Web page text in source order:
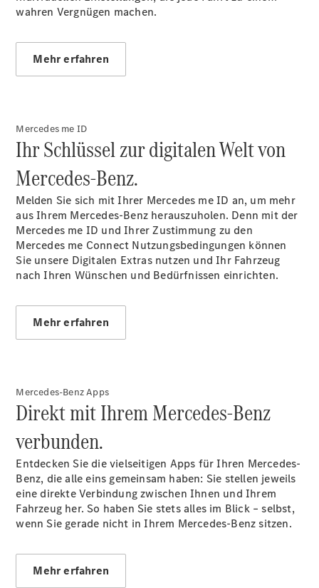
Serviceangebote
Reifen &
Teile &
Zubehör
Pannen- &
Schadenhilfe
Reparatur &
Werkstatt
Rückrufe &
Warnung: Betrug
Gebrauchtwagenkauf
Gebrauchtwagensuche
wahren Vergnügen machen.
Mehr erfahren
Mercedes me ID
Ihr Schlüssel zur digitalen Welt von
Mercedes‑Benz.
Melden Sie sich mit Ihrer Mercedes meID an, um mehr
aus Ihrem Mercedes-Benz herauszuholen. Denn mit der
Mercedes me ID und Ihrer Zustimmung zu den
Mercedes me Connect Nutzungsbedingungen können
Sie unsere Digitalen Extras nutzen und Ihr Fahrzeug
nach Ihren Wünschen und Bedürfnissen einrichten.
Mehr erfahren
Mercedes-Benz Apps
Direkt mit Ihrem Mercedes-Benz
verbunden.
Entdecken Sie die vielseitigen Apps für Ihren Mercedes-
Benz, die alle eins gemeinsam haben: Sie stellen jeweils
eine direkte Verbindung zwischen Ihnen und Ihrem
Fahrzeug her. So haben Sie stets alles im Blick – selbst,
wenn Sie gerade nicht in Ihrem Mercedes-Benz sitzen.
Mehr erfahren